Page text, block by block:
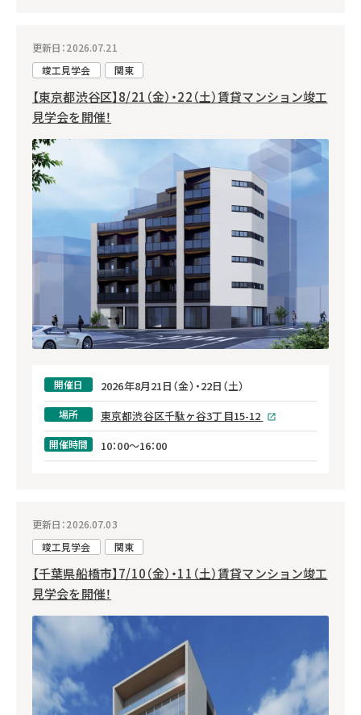
更新日：2026.07.21
竣工見学会
関東
【東京都渋谷区】8/21（金）・22（土）賃貸マンション竣工
見学会を開催！
開催日 2026年8月21日（金）・22日（土）
場所 東京都渋谷区千駄ヶ谷3丁目15-12
開催時間 10：00～16：00
更新日：2026.07.03
竣工見学会
関東
【千葉県船橋市】7/10（金）・11（土）賃貸マンション竣工
見学会を開催！